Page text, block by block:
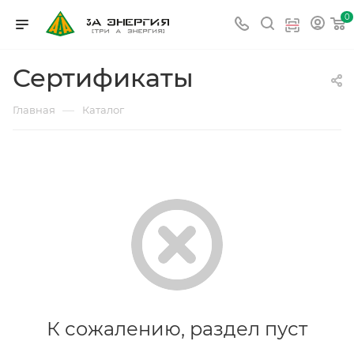
0
Сертификаты
Главная — Каталог
К сожалению, раздел пуст